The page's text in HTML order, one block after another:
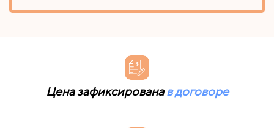
Цена зафиксирована в договоре